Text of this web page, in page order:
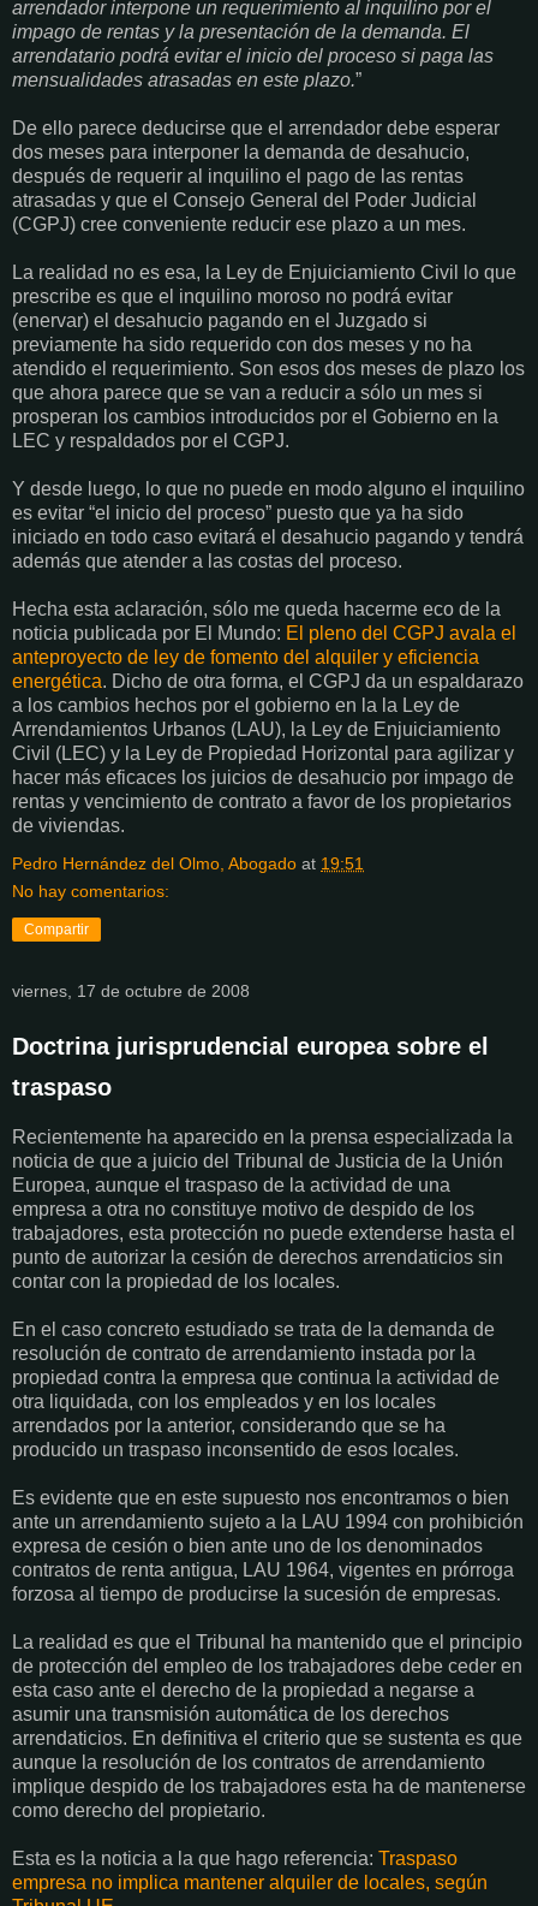
arrendador interpone un requerimiento al inquilino por el
impago de rentas y la presentación de la demanda. El
arrendatario podrá evitar el inicio del proceso si paga las
mensualidades atrasadas en este plazo.”
De ello parece deducirse que el arrendador debe esperar
dos meses para interponer la demanda de desahucio,
después de requerir al inquilino el pago de las rentas
atrasadas y que el Consejo General del Poder Judicial
(CGPJ) cree conveniente reducir ese plazo a un mes.
La realidad no es esa, la Ley de Enjuiciamiento Civil lo que
prescribe es que el inquilino moroso no podrá evitar
(enervar) el desahucio pagando en el Juzgado si
previamente ha sido requerido con dos meses y no ha
atendido el requerimiento. Son esos dos meses de plazo los
que ahora parece que se van a reducir a sólo un mes si
prosperan los cambios introducidos por el Gobierno en la
LEC y respaldados por el CGPJ.
Y desde luego, lo que no puede en modo alguno el inquilino
es evitar “el inicio del proceso” puesto que ya ha sido
iniciado en todo caso evitará el desahucio pagando y tendrá
además que atender a las costas del proceso.
Hecha esta aclaración, sólo me queda hacerme eco de la
noticia publicada por El Mundo: El pleno del CGPJ avala el
anteproyecto de ley de fomento del alquiler y eficiencia
energética. Dicho de otra forma, el CGPJ da un espaldarazo
a los cambios hechos por el gobierno en la la Ley de
Arrendamientos Urbanos (LAU), la Ley de Enjuiciamiento
Civil (LEC) y la Ley de Propiedad Horizontal para agilizar y
hacer más eficaces los juicios de desahucio por impago de
rentas y vencimiento de contrato a favor de los propietarios
de viviendas.
Pedro Hernández del Olmo, Abogado at 19:51
No hay comentarios:
Compartir
viernes, 17 de octubre de 2008
Doctrina jurisprudencial europea sobre el
traspaso
Recientemente ha aparecido en la prensa especializada la
noticia de que a juicio del Tribunal de Justicia de la Unión
Europea, aunque el traspaso de la actividad de una
empresa a otra no constituye motivo de despido de los
trabajadores, esta protección no puede extenderse hasta el
punto de autorizar la cesión de derechos arrendaticios sin
contar con la propiedad de los locales.
En el caso concreto estudiado se trata de la demanda de
resolución de contrato de arrendamiento instada por la
propiedad contra la empresa que continua la actividad de
otra liquidada, con los empleados y en los locales
arrendados por la anterior, considerando que se ha
producido un traspaso inconsentido de esos locales.
Es evidente que en este supuesto nos encontramos o bien
ante un arrendamiento sujeto a la LAU 1994 con prohibición
expresa de cesión o bien ante uno de los denominados
contratos de renta antigua, LAU 1964, vigentes en prórroga
forzosa al tiempo de producirse la sucesión de empresas.
La realidad es que el Tribunal ha mantenido que el principio
de protección del empleo de los trabajadores debe ceder en
esta caso ante el derecho de la propiedad a negarse a
asumir una transmisión automática de los derechos
arrendaticios. En definitiva el criterio que se sustenta es que
aunque la resolución de los contratos de arrendamiento
implique despido de los trabajadores esta ha de mantenerse
como derecho del propietario.
Esta es la noticia a la que hago referencia: Traspaso
empresa no implica mantener alquiler de locales, según